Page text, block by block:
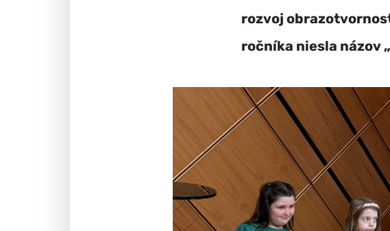
rozvoj
ročníka niesla názov